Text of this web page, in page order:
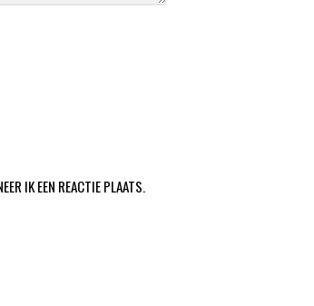
IK EEN REACTIE PLAATS.